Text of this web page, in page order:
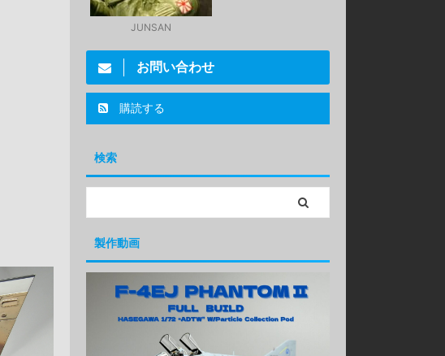
JUNSAN
お問い合わせ
購読する
検索
製作動画